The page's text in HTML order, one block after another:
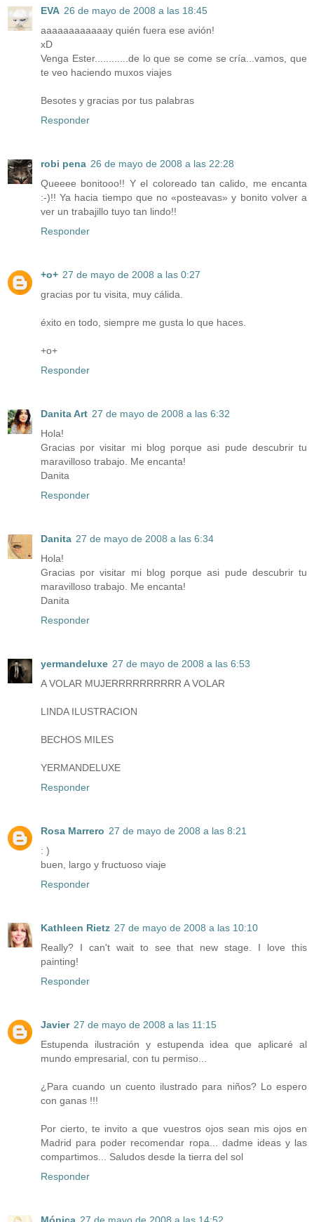
EVA 26 de mayo de 2008 a las 18:45
aaaaaaaaaaaay quién fuera ese avión!
xD
Venga Ester............de lo que se come se cría...vamos, que
te veo haciendo muxos viajes
Besotes y gracias por tus palabras
Responder
robi pena 26 de mayo de 2008 a las 22:28
Queeee bonitooo!! Y el coloreado tan calido, me encanta
:-)!! Ya hacia tiempo que no «posteavas» y bonito volver a
ver un trabajillo tuyo tan lindo!!
Responder
+o+ 27 de mayo de 2008 a las 0:27
gracias por tu visita, muy cálida.
éxito en todo, siempre me gusta lo que haces.
+o+
Responder
Danita Art 27 de mayo de 2008 a las 6:32
Hola!
Gracias por visitar mi blog porque asi pude descubrir tu
maravilloso trabajo. Me encanta!
Danita
Responder
Danita 27 de mayo de 2008 a las 6:34
Hola!
Gracias por visitar mi blog porque asi pude descubrir tu
maravilloso trabajo. Me encanta!
Danita
Responder
yermandeluxe 27 de mayo de 2008 a las 6:53
A VOLAR MUJERRRRRRRRRR A VOLAR
LINDA ILUSTRACION
BECHOS MILES
YERMANDELUXE
Responder
Rosa Marrero 27 de mayo de 2008 a las 8:21
: )
buen, largo y fructuoso viaje
Responder
Kathleen Rietz 27 de mayo de 2008 a las 10:10
Really? I can't wait to see that new stage. I love this
painting!
Responder
Javier 27 de mayo de 2008 a las 11:15
Estupenda ilustración y estupenda idea que aplicaré al
mundo empresarial, con tu permiso...
¿Para cuando un cuento ilustrado para niños? Lo espero
con ganas !!!
Por cierto, te invito a que vuestros ojos sean mis ojos en
Madrid para poder recomendar ropa... dadme ideas y las
compartimos... Saludos desde la tierra del sol
Responder
Mónica 27 de mayo de 2008 a las 14:52